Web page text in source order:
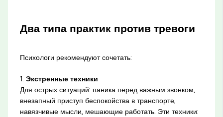
Два типа практик против тревоги
Психологи рекомендуют сочетать:
1. Экстренные техники
Для острых ситуаций: паника перед важным звонком,
внезапный приступ беспокойства в транспорте,
навязчивые мысли, мешающие работать. Эти техники: